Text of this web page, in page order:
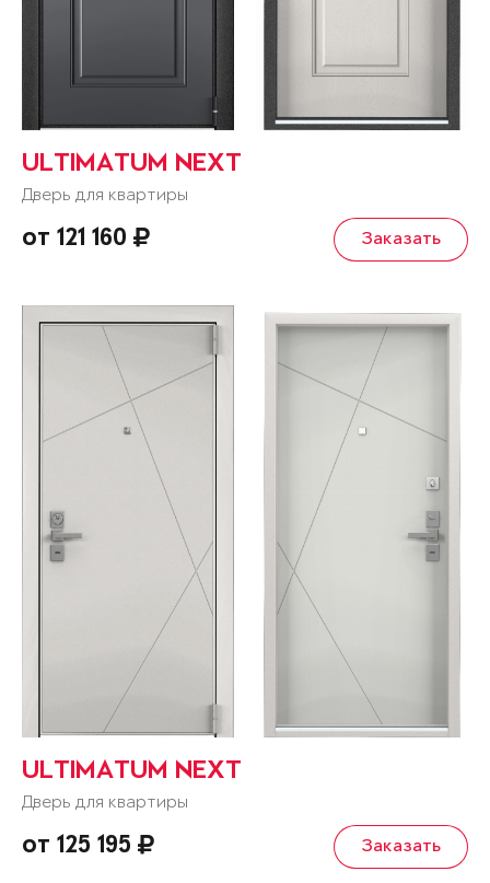
ULTIMATUM NEXT
Дверь для квартиры
от 121 160 Заказать
ULTIMATUM NEXT
Дверь для квартиры
от 125 195 Заказать